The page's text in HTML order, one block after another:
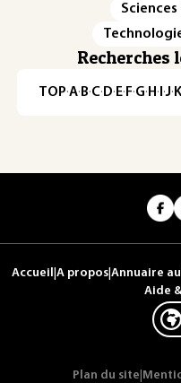
Recherches
TOP·A·B·C· D· E· F·G· H · ·J· K
Accueil A propos Annuaire
Aide
Plan du site